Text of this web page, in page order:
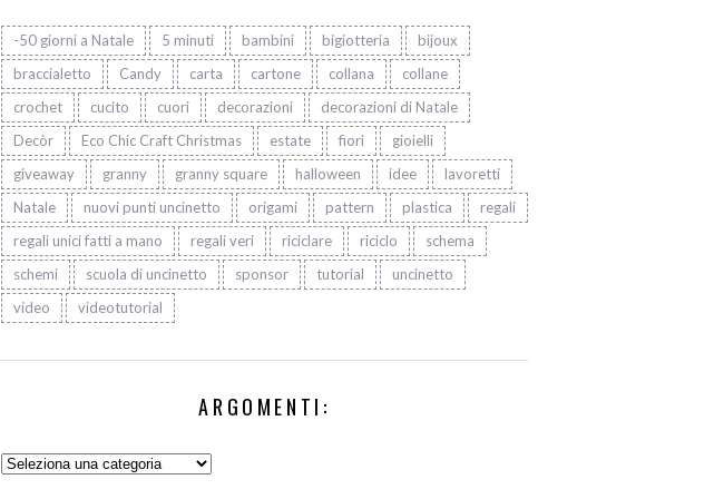
-50 giorni a Natale 5 minuti bambini bigiotteria
bijoux
braccialetto
Candy carta cartone collana
collane
crochet
cucito cuori decorazioni
decorazioni di Natale
Decòr
Eco Chic Craft Christmas estate fiori
gioielli
giveaway
granny granny square halloween idee
lavoretti
Natale
nuovi punti uncinetto origami pattern plastica
regali
regali unici fatti a mano
regali veri riciclare riciclo
schema
schemi
scuola di uncinetto sponsor tutorial
uncinetto
video
videotutorial
ARGOMENTI:
Argomenti: